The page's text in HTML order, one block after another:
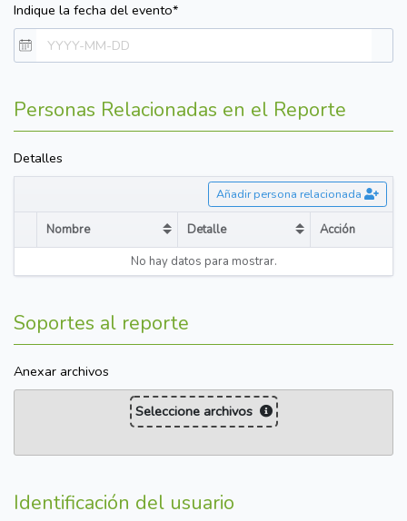
Indique la fecha del evento*
Personas Relacionadas en el Reporte
Detalles
Añadir persona relacionada
Nombre Sort table by Nombre in descending order
Detalle Sort table by Detalle in
Acción
No hay datos para mostrar.
Soportes al reporte
Anexar archivos
Seleccione archivos
Identificación del usuario